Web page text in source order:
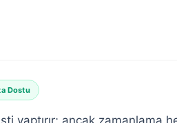
Dostu
yaptırır; ancak zamanlama